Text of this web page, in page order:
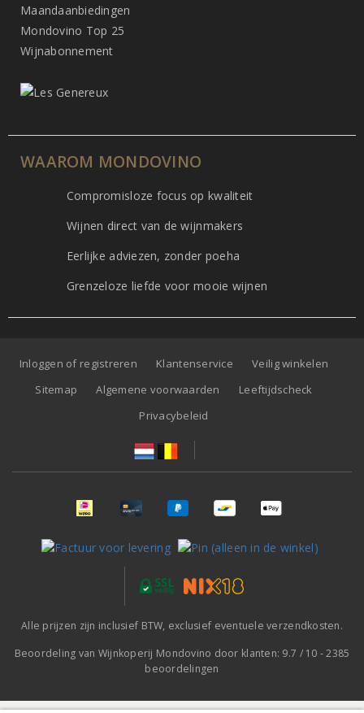
Maandaanbiedingen
Mondovino Top 25
Wijnabonnement
WAAROM MONDOVINO
Compromisloze focus op kwaliteit
Wijnen direct van de wijnmakers
Eerlijke adviezen, zonder poeha
Grenzeloze liefde voor mooie wijnen
Inloggen of registreren Klantenservice
Veilig winkelen
Sitemap
Algemene voorwaarden
Leeftijdscheck
Privacybeleid
Alle prijzen zijn inclusief BTW, exclusief eventuele verzendkosten.
Beoordeling van Wijnkoperij Mondovino door klanten: 9.7 / 10 -2385
beoordelingen